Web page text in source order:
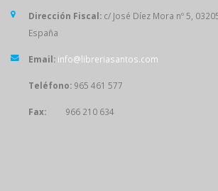
Dirección Fiscal: c/ José Díez Mora nº 5,
España
Email: info@libreriasantos.com
Teléfono: 965 461 577
Fax: 966 210 634